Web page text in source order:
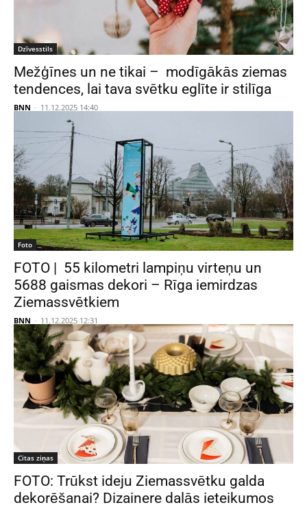
Dzīvesstils
Mežģīnes un ne tikai – modīgākās ziemas
tendences, lai tava svētku eglīte ir stilīga
BNN - 11.12.2025 14:40
Foto
FOTO | 55 kilometri lampiņu virteņu un
5688 gaismas dekori – Rīga iemirdzas
Ziemassvētkiem
BNN - 11.12.2025 12:31
Citas ziņas
FOTO: Trūkst ideju Ziemassvētku galda
dekorēšanai? Dizainere dalās ieteikumos